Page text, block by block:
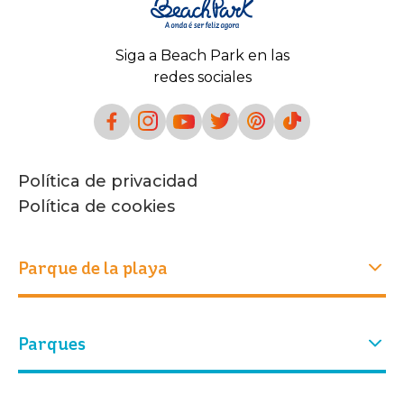
Siga a Beach Park en las
redes sociales
Política de privacidad
Política de cookies
Parque de la playa
Quiénes somos
Parques